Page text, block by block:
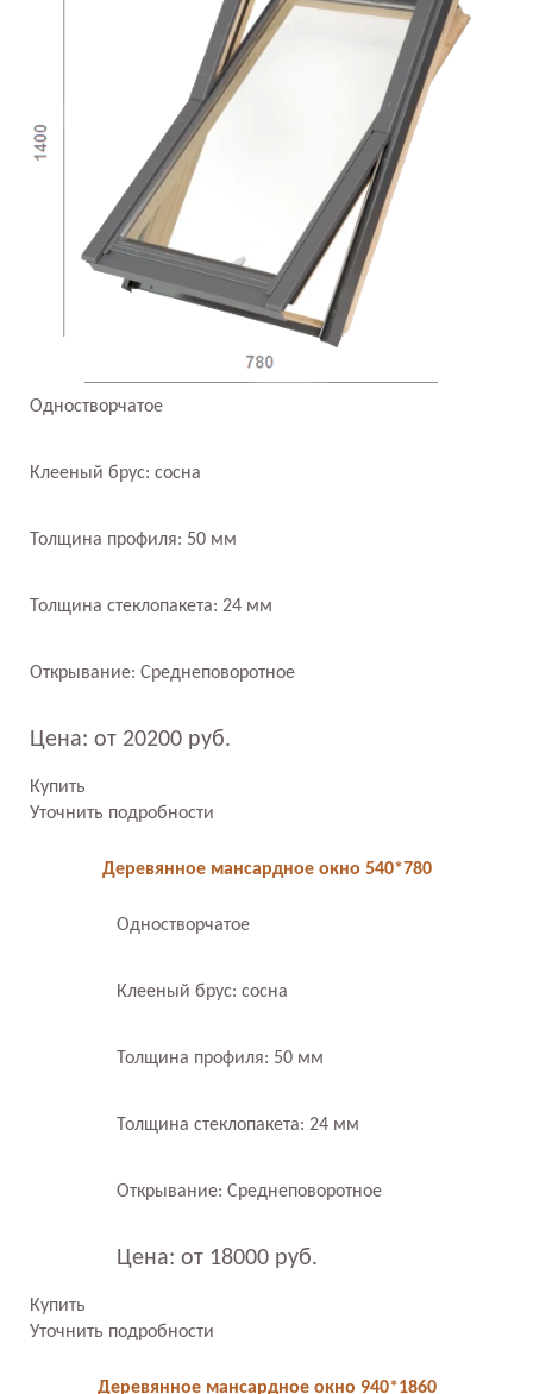
Одностворчатое
Клееный брус: сосна
Толщина профиля: 50 мм
Толщина стеклопакета: 24 мм
Открывание: Среднеповоротное
Цена: от 20200 руб.
Купить
Уточнить подробности
Деревянное мансардное окно 540*780
Одностворчатое
Клееный брус: сосна
Толщина профиля: 50 мм
Толщина стеклопакета: 24 мм
Открывание: Среднеповоротное
Цена: от 18000 руб.
Купить
Уточнить подробности
Деревянное мансардное окно 940*1860